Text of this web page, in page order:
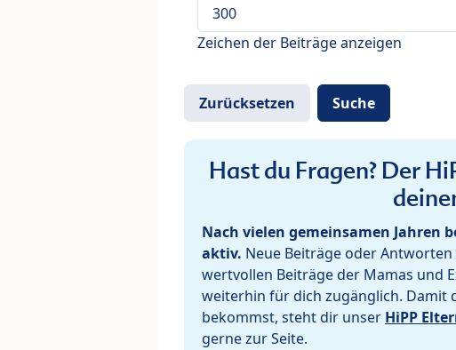
Zeichen der Beiträge anzeigen
Hast du Fragen? Der
Nach vielen gemeinsamen Jahren
aktiv. Neue Beiträge oder
wertvollen Beiträge der Mamas und
weiterhin für dich zugänglich. Damit
bekommst, steht dir unser HiPP
gerne zur Seite.